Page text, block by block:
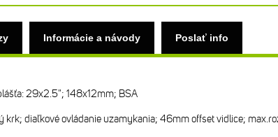
Informácie a návody Poslať info
29x2.5"; 148x12mm; BSA
diaľkové ovládanie uzamykania; 46mm offset vidlice;